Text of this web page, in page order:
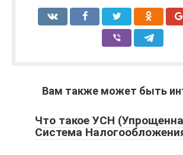
Вам также может быть
Что такое УСН
Система